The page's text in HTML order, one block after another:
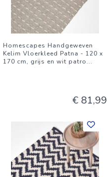
Homescapes Handgeweven
Kelim Vloerkleed Patna - 120 x
170 cm, grijs en wit patro...
€ 81,99